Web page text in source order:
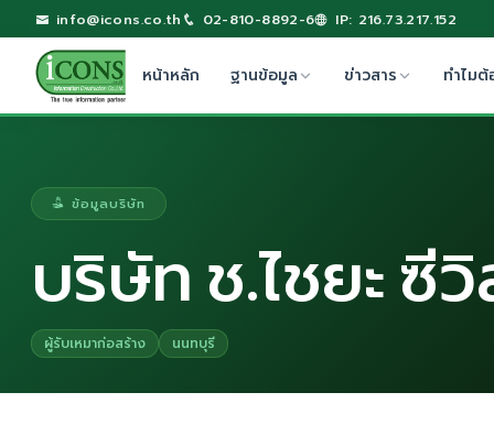
info@icons.co.th 02-810-8892-6 IP: 216.73.217.152
หน้าหลัก ฐานข้อมูล ข่าวสาร ทำไมต้
ข้อมูลบริษัท
บริษัท ช.ไชยะ ซี
ผู้รับเหมาก่อสร้าง นนทบุรี